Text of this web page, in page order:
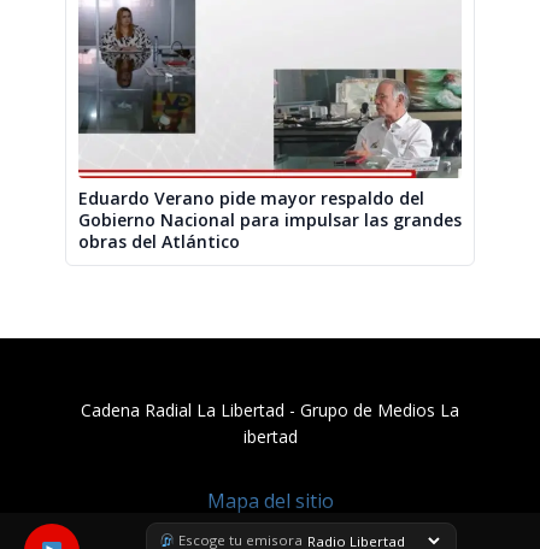
Eduardo Verano pide mayor respaldo del
Gobierno Nacional para impulsar las grandes
obras del Atlántico
Escoge tu emisora
Cadena Radial La Libertad​ - Grupo de Medios La
ibertad
Mapa del sitio